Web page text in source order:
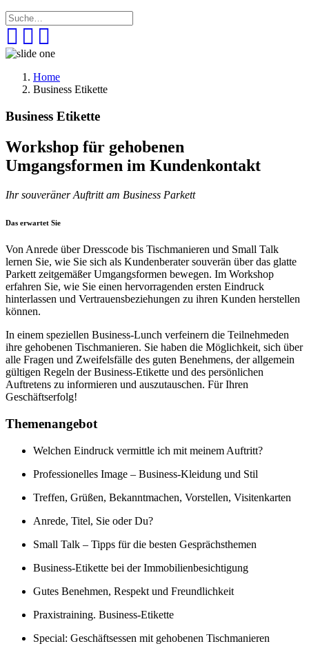
Home
Business Etikette
Business Etikette
Workshop für gehobenen
Umgangsformen im Kundenkontakt
Ihr souveräner Auftritt am Business Parkett
Das erwartet Sie
Von Anrede über Dresscode bis Tischmanieren und Small Talk
lernen Sie, wie Sie sich als Kundenberater souverän über das glatte
Parkett zeitgemäßer Umgangsformen bewegen. Im Workshop
erfahren Sie, wie Sie einen hervorragenden ersten Eindruck
hinterlassen und Vertrauensbeziehungen zu ihren Kunden herstellen
können.
In einem speziellen Business-Lunch verfeinern die Teilnehmeden
ihre gehobenen Tischmanieren. Sie haben die Möglichkeit, sich über
alle Fragen und Zweifelsfälle des guten Benehmens, der allgemein
gültigen Regeln der Business-Etikette und des persönlichen
Auftretens zu informieren und auszutauschen. Für Ihren
Geschäftserfolg!
Themenangebot
Welchen Eindruck vermittle ich mit meinem Auftritt?
Professionelles Image – Business-Kleidung und Stil
Treffen, Grüßen, Bekanntmachen, Vorstellen, Visitenkarten
Anrede, Titel, Sie oder Du?
Small Talk – Tipps für die besten Gesprächsthemen
Business-Etikette bei der Immobilienbesichtigung
Gutes Benehmen, Respekt und Freundlichkeit
Praxistraining. Business-Etikette
Special: Geschäftsessen mit gehobenen Tischmanieren